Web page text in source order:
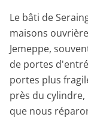
Le bâti de
maisons
Jemeppe,
de portes
portes plus
près du
que nous